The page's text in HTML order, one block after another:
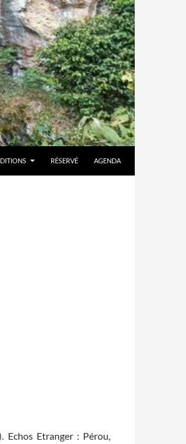
RÉSERVÉ AGENDA
Echos Etranger : Pérou,